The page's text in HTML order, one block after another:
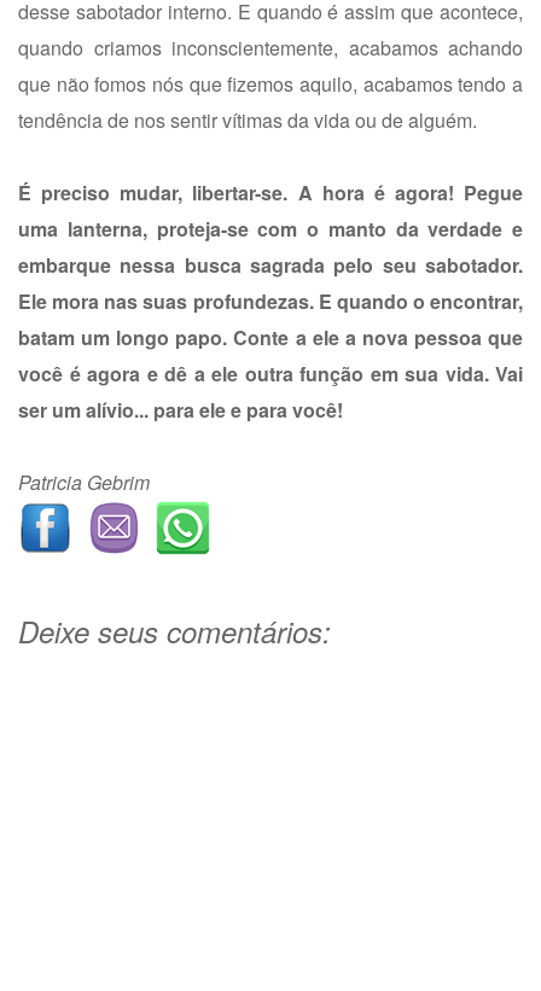
desse sabotador interno. E quando é assim que acontece,
quando criamos inconscientemente, acabamos achando
que não fomos nós que fizemos aquilo, acabamos tendo a
tendência de nos sentir vítimas da vida ou de alguém.
É preciso mudar, libertar-se. A hora é agora! Pegue
uma lanterna, proteja-se com o manto da verdade e
embarque nessa busca sagrada pelo seu sabotador.
Ele mora nas suas profundezas. E quando o encontrar,
batam um longo papo. Conte a ele a nova pessoa que
você é agora e dê a ele outra função em sua vida. Vai
ser um alívio... para ele e para você!
Patricia Gebrim
Deixe seus comentários: